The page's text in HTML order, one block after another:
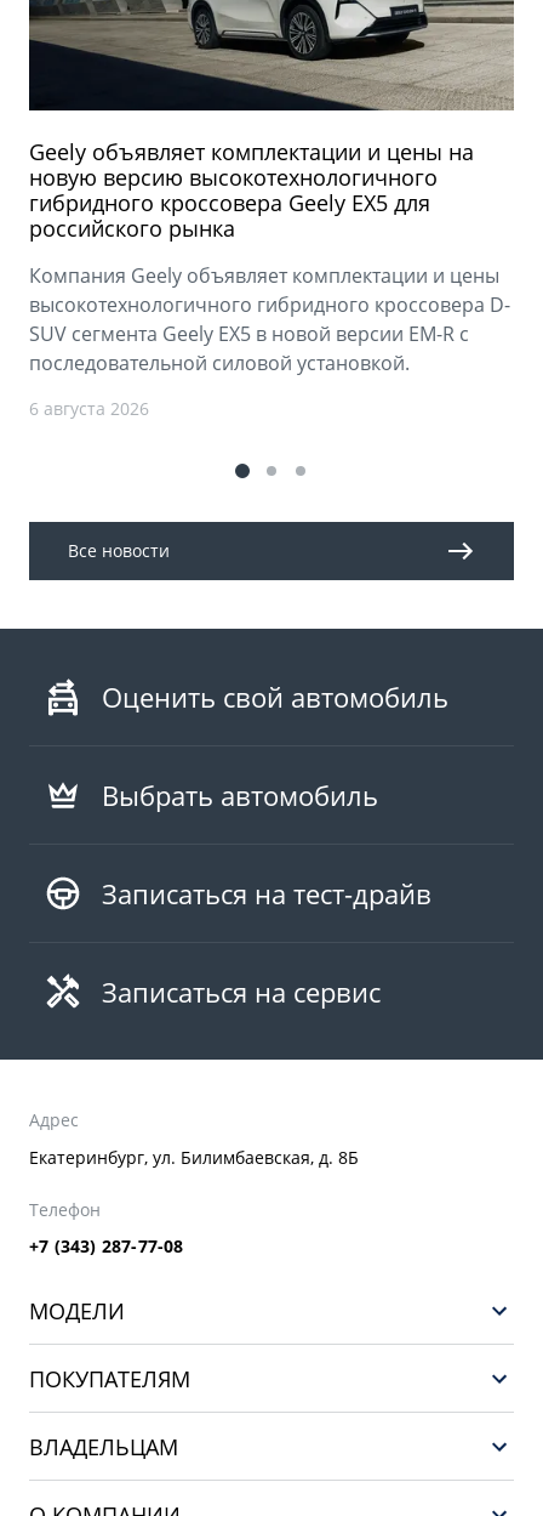
Geely объявляет комплектации и цены на
новую версию высокотехнологичного
гибридного кроссовера Geely EX5 для
российского рынка
Компания Geely объявляет комплектации и цены
высокотехнологичного гибридного кроссовера D-
SUV сегмента Geely EX5 в новой версии EM-R с
последовательной силовой установкой.
6 августа 2026
Все новости
Оценить свой автомобиль
Выбрать автомобиль
Записаться на тест-драйв
Записаться на сервис
Адрес
Екатеринбург, ул. Билимбаевская, д. 8Б
Телефон
+7 (343) 287-77-08
МОДЕЛИ
EX5
PREFACE
ПОКУПАТЕЛЯМ
ВЛАДЕЛЬЦАМ